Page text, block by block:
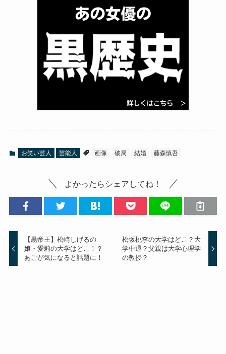
お笑い芸人 芸能人 画像 破局 結婚 藤森慎吾
よかったらシェアしてね！
【黒帝王】松崎しげるの
娘・愛莉の大学はどこ！？
あごが気になると話題に！
松坂桃李の大学はどこ？大
学中退？父親は大学心理学
の教授？